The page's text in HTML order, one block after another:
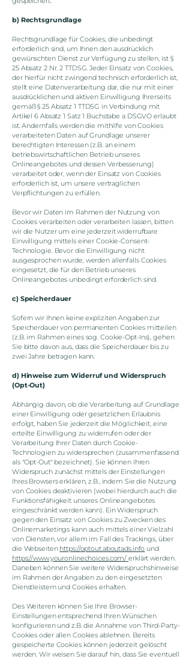
b) Rechtsgrundlage
Rechtsgrundlage für Cookies, die unbedingt
erforderlich sind, um Ihnen den ausdrücklich
gewünschten Dienst zur Verfügung zu stellen, ist §
25 Absatz 2 Nr. 2 TTDSG. Jeder Einsatz von Cookies,
der hierfür nicht zwingend technisch erforderlich ist,
stellt eine Datenverarbeitung dar, die nur mit einer
ausdrücklichen und aktiven Einwilligung Ihrerseits
gemäß § 25 Absatz 1 TTDSG in Verbindung mit
Artikel 6 Absatz 1 Satz 1 Buchstabe a DSGVO erlaubt
ist. Andernfalls werden die mithilfe von Cookies
verarbeiteten Daten auf Grundlage unserer
berechtigten Interessen (z.B. an einem
betriebswirtschaftlichen Betrieb unseres
Onlineangebotes und dessen Verbesserung)
verarbeitet oder, wenn der Einsatz von Cookies
erforderlich ist, um unsere vertraglichen
Verpflichtungen zu erfüllen.
Bevor wir Daten im Rahmen der Nutzung von
Cookies verarbeiten oder verarbeiten lassen, bitten
wir die Nutzer um eine jederzeit widerrufbare
Einwilligung mittels einer Cookie-Consent-
Technologie. Bevor die Einwilligung nicht
ausgesprochen wurde, werden allenfalls Cookies
eingesetzt, die für den Betrieb unseres
Onlineangebotes unbedingt erforderlich sind.
c) Speicherdauer
Sofern wir Ihnen keine expliziten Angaben zur
Speicherdauer von permanenten Cookies mitteilen
(z.B. im Rahmen eines sog. Cookie-Opt-Ins), gehen
Sie bitte davon aus, dass die Speicherdauer bis zu
zwei Jahre betragen kann.
d) Hinweise zum Widerruf und Widerspruch
(Opt-Out)
Abhängig davon, ob die Verarbeitung auf Grundlage
einer Einwilligung oder gesetzlichen Erlaubnis
erfolgt, haben Sie jederzeit die Möglichkeit, eine
erteilte Einwilligung zu widerrufen oder der
Verarbeitung Ihrer Daten durch Cookie-
Technologien zu widersprechen (zusammenfassend
als "Opt-Out" bezeichnet). Sie können Ihren
Widerspruch zunächst mittels der Einstellungen
Ihres Browsers erklären, z.B., indem Sie die Nutzung
von Cookies deaktivieren (wobei hierdurch auch die
Funktionsfähigkeit unseres Onlineangebotes
eingeschränkt werden kann). Ein Widerspruch
gegen den Einsatz von Cookies zu Zwecken des
Onlinemarketings kann auch mittels einer Vielzahl
von Diensten, vor allem im Fall des Trackings, über
die Webseiten https://optout.aboutads.info und
https://www.youronlinechoices.com/ erklärt werden.
Daneben können Sie weitere Widerspruchshinweise
im Rahmen der Angaben zu den eingesetzten
Dienstleistern und Cookies erhalten.
Des Weiteren können Sie Ihre Browser-
Einstellungen entsprechend Ihren Wünschen
konfigurieren und z.B. die Annahme von Third-Party-
Cookies oder allen Cookies ablehnen. Bereits
gespeicherte Cookies können jederzeit gelöscht
werden. Wir weisen Sie darauf hin, dass Sie eventuell